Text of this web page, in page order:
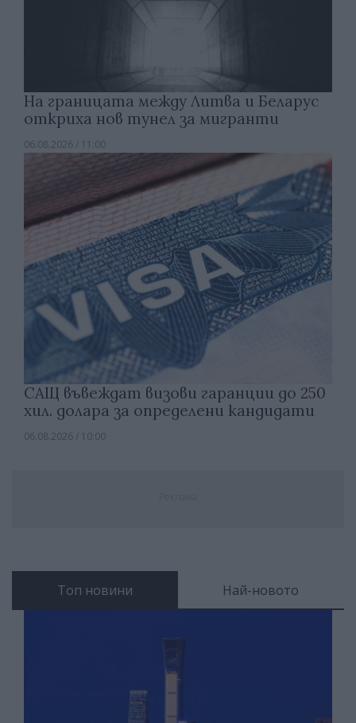
На границата между Литва и Беларус
откриха нов тунел за мигранти
06.08.2026 / 11:00
САЩ въвеждат визови гаранции до 250
хил. долара за определени кандидати
06.08.2026 / 10:00
Топ новини Най-новото